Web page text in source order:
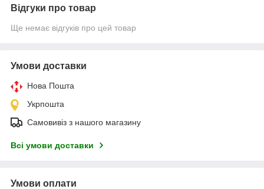
Відгуки про товар
Ще немає відгуків про цей товар
Умови доставки
Нова Пошта
Укрпошта
Самовивіз з нашого магазину
Всі умови доставки
Умови оплати